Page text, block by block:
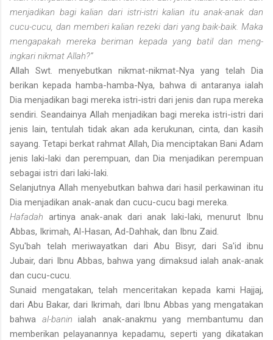
menjadikan bagi kalian dari istri-istri kalian itu anak-anak dan
cucu-cucu, dan memberi kalian rezeki dari yang baik-baik. Maka
mengapakah mereka beriman kepada yang batil dan meng­
ingkari nikmat Allah?”
Allah Swt. menyebutkan nikmat-nikmat-Nya yang telah Dia
berikan kepada hamba-hamba-Nya, bahwa di antaranya ialah
Dia menjadikan bagi mereka istri-istri dari jenis dan rupa mereka
sendiri. Seandainya Allah menjadikan bagi mereka istri-istri dari
jenis lain, tentulah tidak akan ada kerukunan, cinta, dan kasih
sayang. Tetapi berkat rahmat Allah, Dia menciptakan Bani Adam
jenis laki-laki dan perempuan, dan Dia menjadikan perempuan
sebagai istri dari laki-laki.
Selanjutnya Allah menyebutkan bahwa dari hasil perkawinan itu
Dia menjadikan anak-anak dan cucu-cucu bagi mereka.
Hafadah artinya anak-anak dari anak laki-laki, menurut Ibnu
Abbas, Ikrimah, Al-Hasan, Ad-Dahhak, dan Ibnu Zaid.
Syu'bah telah meriwayatkan dari Abu Bisyr, dari Sa'id ibnu
Jubair, dari Ibnu Abbas, bahwa yang dimaksud ialah anak-anak
dan cucu-cucu.
Sunaid mengatakan, telah menceritakan kepada kami Hajjaj,
dari Abu Bakar, dari Ikrimah, dari Ibnu Abbas yang mengatakan
bahwa al-banin ialah anak-anakmu yang membantumu dan
memberikan pelayanan­nya kepadamu, seperti yang dikatakan